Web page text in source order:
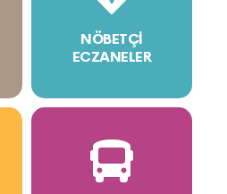
NÖBETÇI
ECZANELER